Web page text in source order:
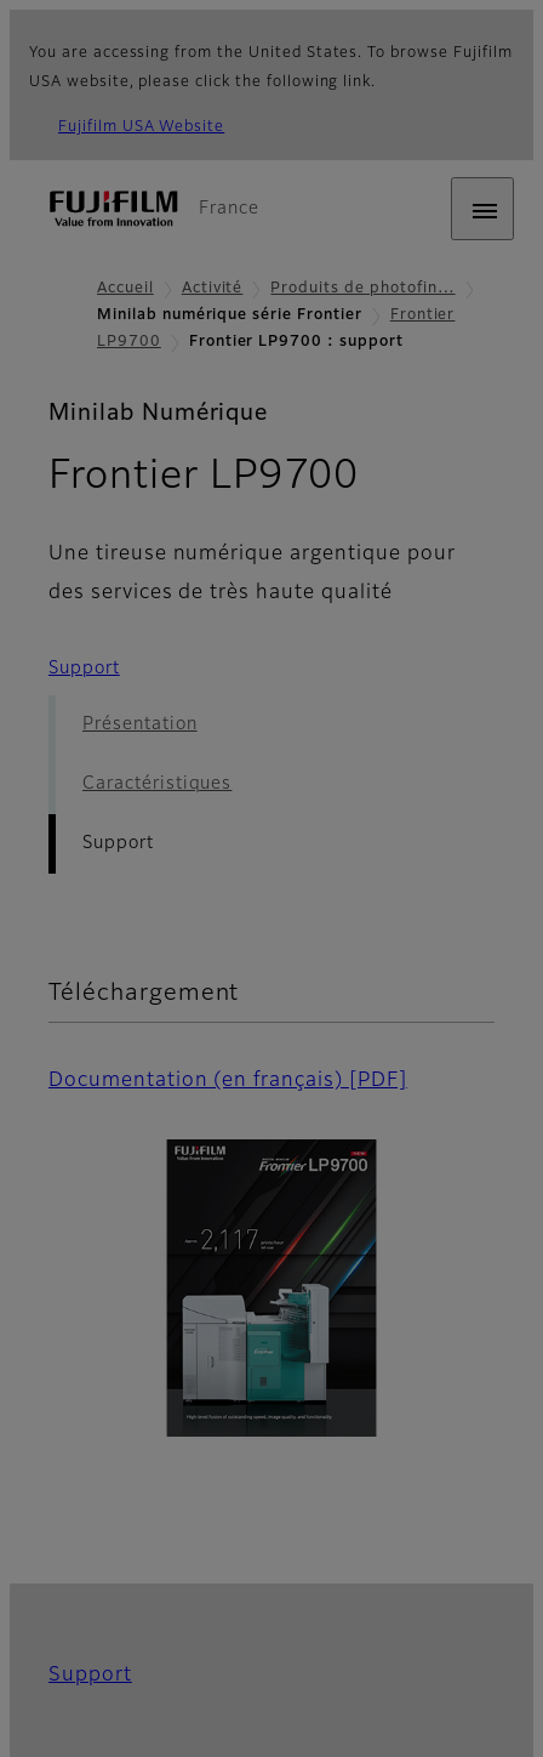
You are accessing from the United States. To browse Fujifilm
USA website, please click the following link.
Fujifilm USA Website
France
Accueil Activité
Produits de photofin…
Minilab numérique série Frontier
Frontier
LP9700
Frontier LP9700 : support
Minilab Numérique
Frontier LP9700
Une tireuse numérique argentique pour
des services de très haute qualité
Support
Présentation
Caractéristiques
Support
Téléchargement
Documentation (en français) [PDF]
Support